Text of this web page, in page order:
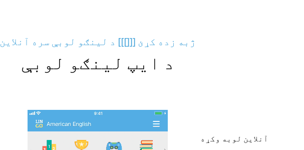
ژبه زده کړئ [[[]]] د لینګو لوبې سره آنلاین
د ایپ لینګو لوبې
آنلاین لوبه وکړه